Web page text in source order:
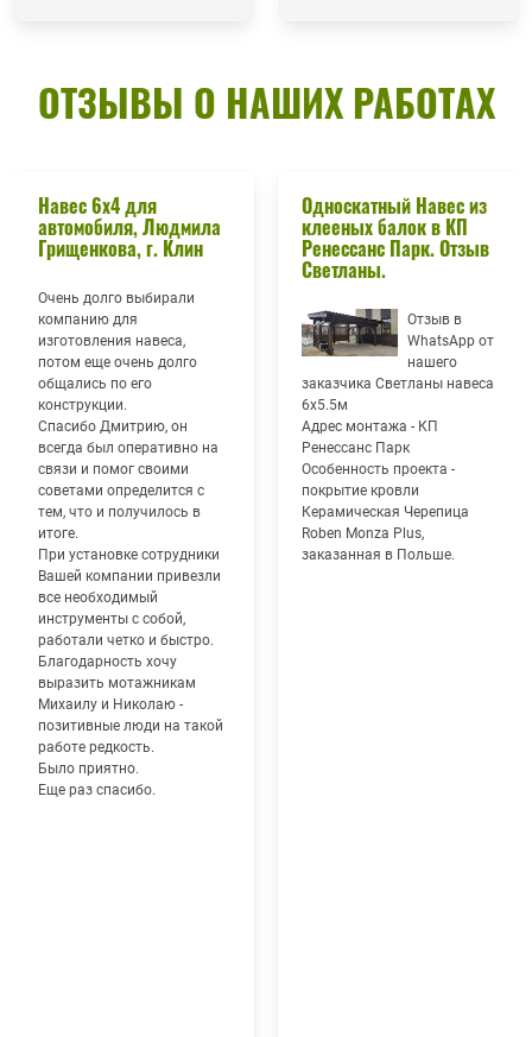
ОТЗЫВЫ О НАШИХ РАБОТАХ
Навес 6х4 для
автомобиля, Людмила
Грищенкова, г. Клин
Очень долго выбирали
компанию для
изготовления навеса,
потом еще очень долго
общались по его
конструкции.
Спасибо Дмитрию, он
всегда был оперативно на
связи и помог своими
советами определится с
тем, что и получилось в
итоге.
При установке сотрудники
Вашей компании привезли
все необходимый
инструменты с собой,
работали четко и быстро.
Благодарность хочу
выразить мотажникам
Михаилу и Николаю -
позитивные люди на такой
работе редкость.
Было приятно.
Еще раз спасибо.
Односкатный Навес из
клееных балок в КП
Ренессанс Парк. Отзыв
Светланы.
Отзыв в
WhatsApp от
нашего
заказчика Светланы навеса
6х5.5м
Адрес монтажа - КП
Ренессанс Парк
Особенность проекта -
покрытие кровли
Керамическая Черепица
Roben Monza Plus,
заказанная в Польше.